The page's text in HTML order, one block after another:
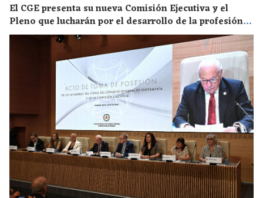
El CGE presenta su nueva Comisión Ejecutiva y el
Pleno que lucharán por el desarrollo de la profesión
en los próximos años